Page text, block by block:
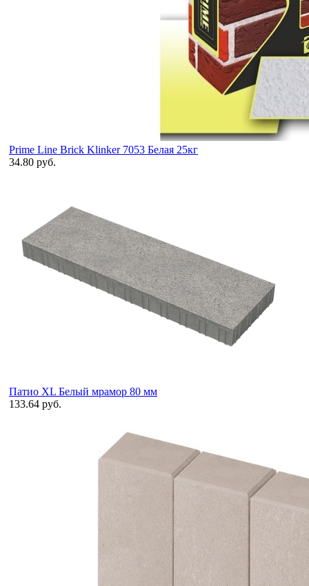
Prime Line Brick Klinker 7053 Белая 25кг
34.80 руб.
Патио XL Белый мрамор 80 мм
133.64 руб.